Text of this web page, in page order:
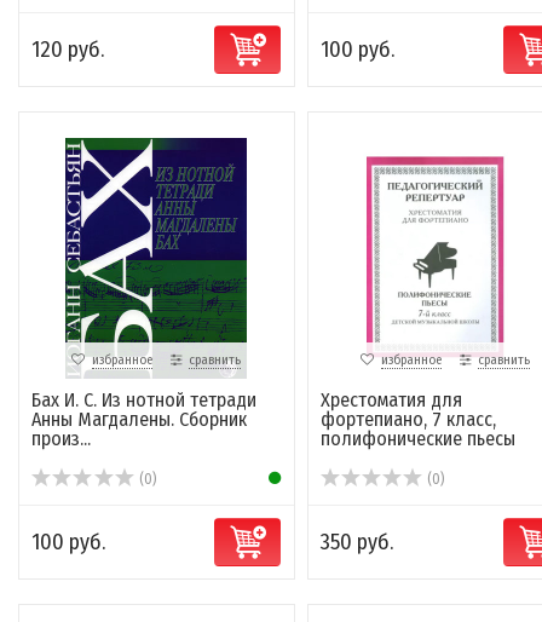
120 руб. 100 руб.
избранное сравнить
Бах И. С. Из нотной тетради
Анны Магдалены. Сборник
произ...
(0)
100 руб.
избранное сравнить
Хрестоматия для
фортепиано, 7 класс,
полифонические пьесы
(0)
350 руб.